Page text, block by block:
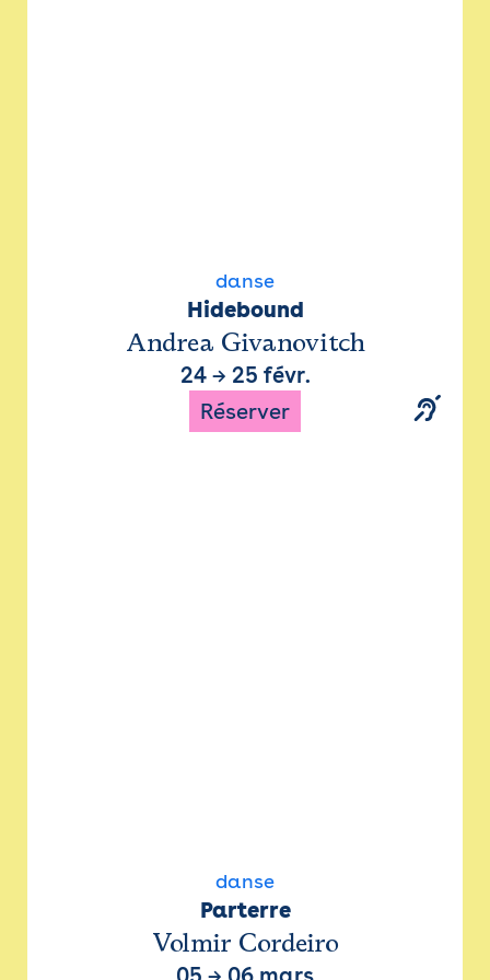
danse
Hidebound
Andrea Givanovitch
24→ 25 févr.
Réserver
danse
Parterre
Volmir Cordeiro